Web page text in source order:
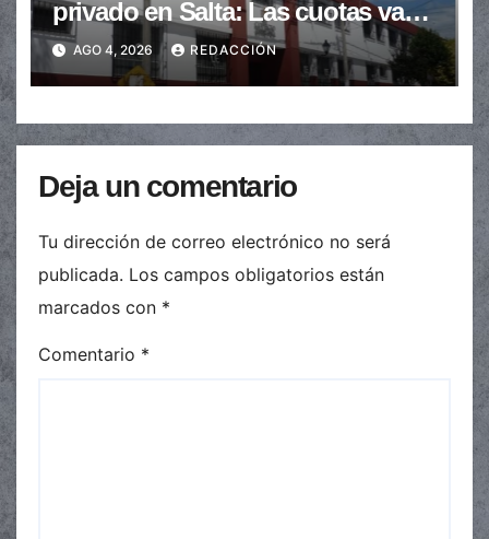
privado en Salta: Las cuotas van
de $110.000 a más de $600.000
AGO 4, 2026 REDACCIÓN
Deja un comentario
Tu dirección de correo electrónico no será
publicada. Los campos obligatorios están
marcados con *
Comentario *